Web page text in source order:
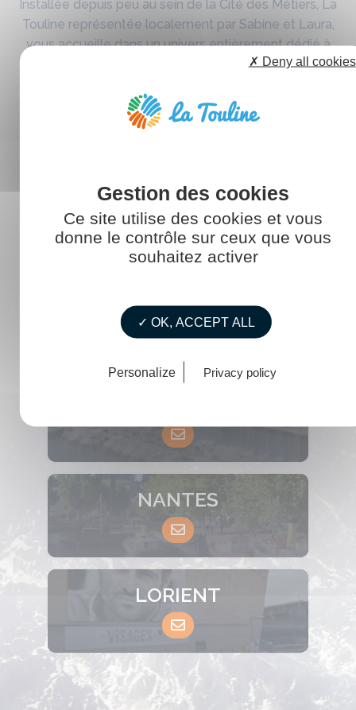
Installée depuis peu au sein de la Cité des Métiers, La
Touline représentée localement par Sabine et Laura,
vous accueille dans un univers entièrement dédié à
DÉCOUVREZ LES AUTRES
ANTENNES DE LA
TOULINE
BREST
NANTES
LORIENT
Ce site utilise des cookies et vous
donne le contrôle sur ceux que vous
souhaitez activer
✓ OK, ACCEPT ALL
✗ Deny all cookies
Personalize Privacy policy